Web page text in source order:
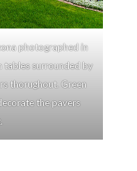
photographed in
tables surrounded by
thorughout. Green
the pavers